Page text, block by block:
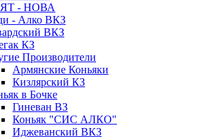
- НОВА
- Алко ВКЗ
ВКЗ
КЗ
Производители
Армянские Коньяки
Кизлярский КЗ
в Бочке
Гиневан ВЗ
Коньяк "СИС АЛКО"
Иджеванский ВКЗ